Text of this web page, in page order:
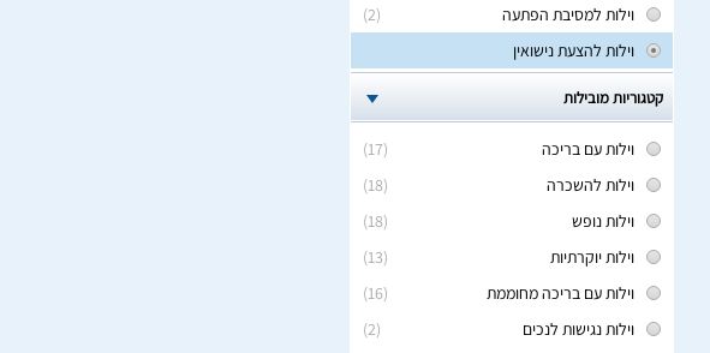
(2)
וילות למסיבת הפתעה
וילות להצעת נישואין
קטגוריות מובילות
(17)
וילות עם בריכה
(18)
וילות להשכרה
(18)
וילות נופש
(13)
וילות יוקרתיות
(16)
וילות עם בריכה מחוממת
(2)
וילות נגישות לנכים